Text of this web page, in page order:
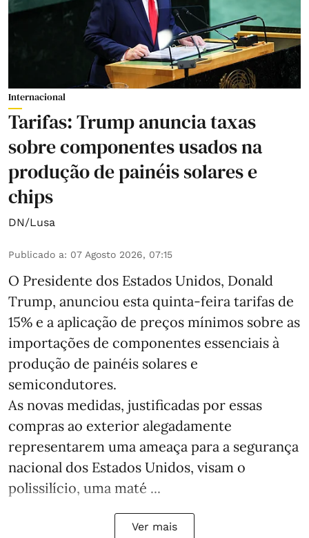
Internacional
Tarifas: Trump anuncia taxas
sobre componentes usados na
produção de painéis solares e
chips
DN/Lusa
Publicado a: 07 Agosto 2026, 07:15
O Presidente dos Estados Unidos, Donald
Trump, anunciou esta quinta-feira tarifas de
15% e a aplicação de preços mínimos sobre as
importações de componentes essenciais à
produção de painéis solares e
semicondutores.
As novas medidas, justificadas por essas
compras ao exterior alegadamente
representarem uma ameaça para a segurança
nacional dos Estados Unidos, visam o
polissilício, uma maté ...
Ver mais